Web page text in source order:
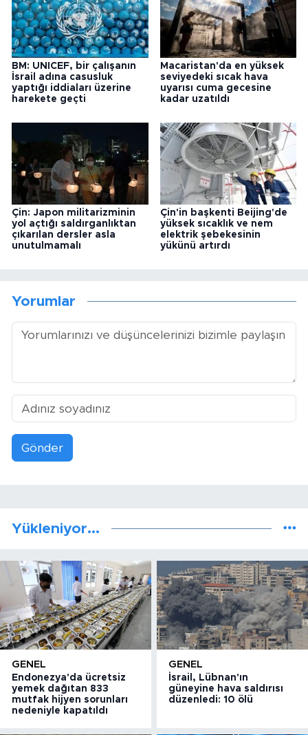
BM: UNICEF, bir çalışanın
İsrail adına casusluk
yaptığı iddiaları üzerine
harekete geçti
Macaristan'da en yüksek
seviyedeki sıcak hava
uyarısı cuma gecesine
kadar uzatıldı
Çin: Japon militarizminin
yol açtığı saldırganlıktan
çıkarılan dersler asla
unutulmamalı
Çin'in başkenti Beijing'de
yüksek sıcaklık ve nem
elektrik şebekesinin
yükünü artırdı
Yorumlar
Gönder
Yükleniyor...
GENEL
Endonezya'da ücretsiz
yemek dağıtan 833
mutfak hijyen sorunları
nedeniyle kapatıldı
GENEL
İsrail, Lübnan'ın
güneyine hava saldırısı
düzenledi: 10 ölü